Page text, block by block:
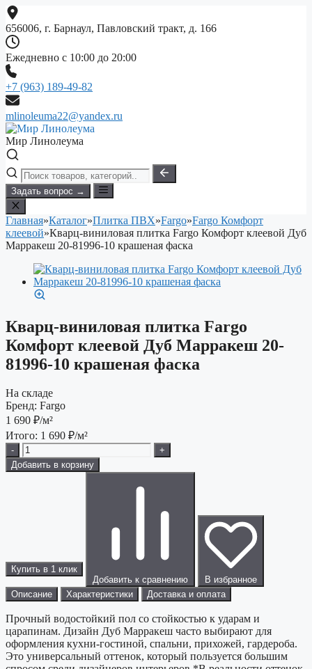
Перейти
к
содержимому
656006, г. Барнаул, Павловский тракт, д. 166
Ежедневно с 10:00 до 20:00
+7 (963) 189-49-82
mlinoleuma22@yandex.ru
Мир Линолеума
Задать вопрос →
Главная»Каталог»Плитка ПВХ»Fargo»Fargo Комфорт
клеевой»Кварц-виниловая плитка Fargo Комфорт клеевой Дуб
Марракеш 20-81996-10 крашеная фаска
Кварц-виниловая плитка Fargo
Комфорт клеевой Дуб Марракеш 20-
81996-10 крашеная фаска
На складе
Бренд: Fargo
1 690 ₽/м²
Итого: 1 690 ₽/м²
-
+
Добавить в корзину
Купить в 1 клик
Добавить к сравнению
В избранное
Описание
Характеристики Доставка и оплата
Прочный водостойкий пол со стойкостью к ударам и
царапинам. Дизайн Дуб Марракеш часто выбирают для
оформления кухни-гостиной, спальни, прихожей, гардероба.
Это универсальный оттенок, который пользуется большим